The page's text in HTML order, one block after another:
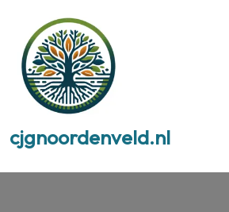
content
cjgnoordenveld.nl